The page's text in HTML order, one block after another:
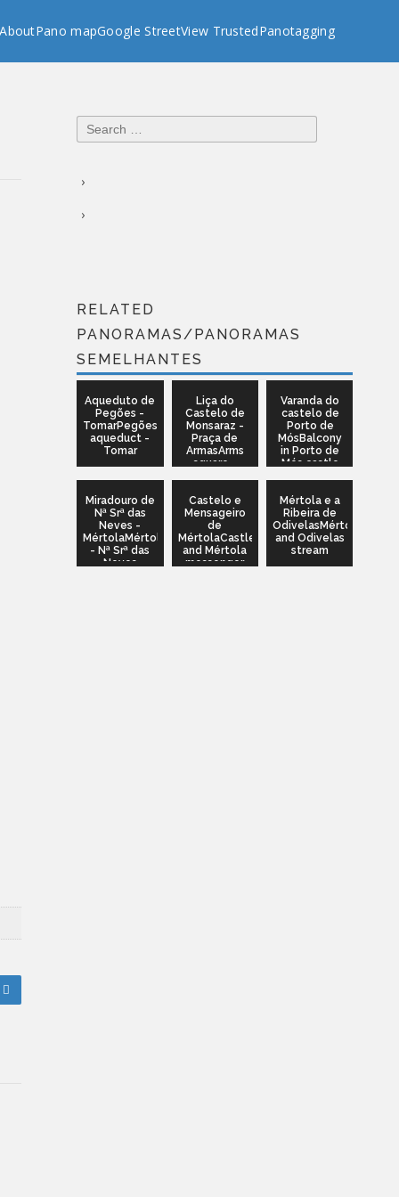
AboutPano mapGoogle StreetView TrustedPanotagging
Search
for:
RELATED
PANORAMAS/PANORAMAS
SEMELHANTES
Aqueduto de
Pegões -
TomarPegões
aqueduct -
Tomar
Liça do
Castelo de
Monsaraz -
Praça de
ArmasArms
square -
Varanda do
castelo de
Porto de
MósBalcony
in Porto de
Mós castle
Miradouro de
Nª Srª das
Neves -
MértolaMértola
- Nª Srª das
Neves
Castelo e
Mensageiro
de
MértolaCastle
and Mértola
messenger
Mértola e a
Ribeira de
OdivelasMértola
and Odivelas
stream